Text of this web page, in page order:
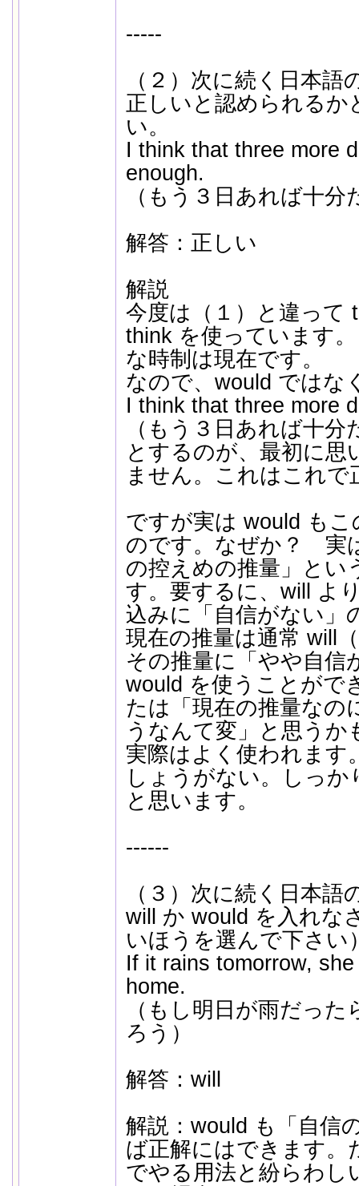
-----
（２）次に続く日本
正しいと認められるか
い。
I think that three more
enough.
（もう３日あれば十
解答：正しい
解説
今度は（１）と違って
think を使っています
な時制は現在です。
なので、would ではな
I think that three more
（もう３日あれば十
とするのが、最初に思
ません。これはこれで
ですが実は would も
のです。なぜか？ 実
の控えめの推量」とい
す。要するに、will よ
込みに「自信がない」
現在の推量は通常 will
その推量に「やや自
would を使うことがで
たは「現在の推量なの
うなんて変」と思うか
実際はよく使われます
しょうがない。しっ
と思います。
------
（３）次に続く日本
will か would を入れな
いほうを選んで下さい
If it rains tomorrow,
home.
（もし明日が雨だっ
ろう）
解答：will
解説：would も「自信
ば正解にはできます。
でやる用法と紛らわし